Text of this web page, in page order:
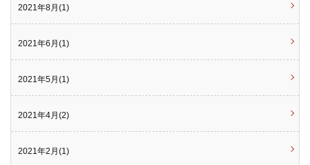
2021年8月(1)
2021年6月(1)
2021年5月(1)
2021年4月(2)
2021年2月(1)